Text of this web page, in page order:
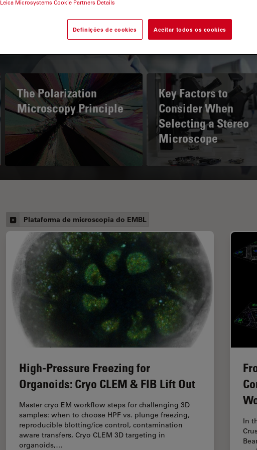
The Polarization
Microscopy Principle
Key Factors to
Consider When
Selecting a Stereo
Microscope
Plataforma de microscopia do EMBL
High-Pressure Freezing for
Organoids: Cryo CLEM & FIB Lift Out
Master cryo EM workflow steps for challenging 3D
samples: when to choose HPF vs. plunge freezing,
reproducible blotting/ice control, contamination
aware transfers, Cryo CLEM 3D targeting in
organoids,…
In
Leica Microsystems Cookie Partners Details
Definições de cookies Aceitar todos os cookies